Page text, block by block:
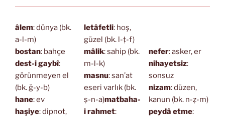
âlem: dünya (bk.
a-l-m)
bostan: bahçe
dest-i gaybî:
görünmeyen el
(bk. ğ-y-b)
hane: ev
haşiye: dipnot,
letâfetli: hoş,
güzel (bk. l-ṭ-f)
mâlik: sahip (bk.
m-l-k)
masnu: san’at
eseri varlık (bk.
ṣ-n-a)matbaha-
i rahmet:
nefer: asker, er
nihayetsiz:
sonsuz
nizam: düzen,
kanun (bk. n-ẓ-m)
peydâ etme: